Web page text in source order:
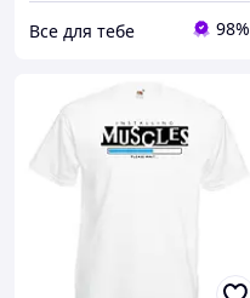
Все для тебе 98%